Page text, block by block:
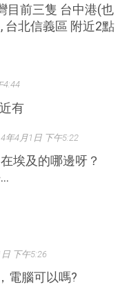
目前三隻 台中港(也
台北信義區 附近2點
4:44
有
年4月1日 下午5:22
埃及的哪邊呀？
下午5:26
電腦可以嗎?